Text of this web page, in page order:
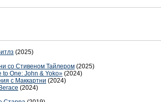
(2025)
со Стивеном Тайлером (2025)
One: John & Yoko» (2024)
с Маккартни (2024)
(2024)